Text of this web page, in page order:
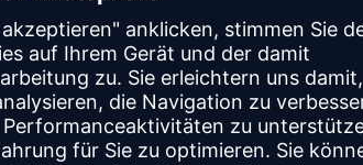
Stücklisten in jeden Winkel